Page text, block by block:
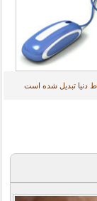
دنیا تبدیل شده است